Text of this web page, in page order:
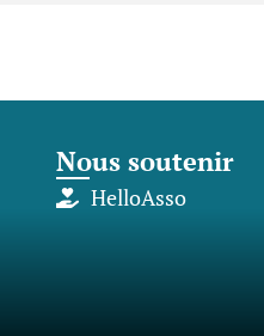
Nous soutenir
HelloAsso